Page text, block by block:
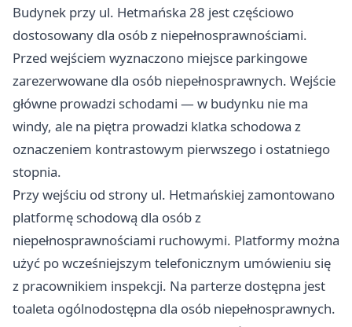
Budynek przy ul. Hetmańska 28 jest częściowo
dostosowany dla osób z niepełnosprawnościami.
Przed wejściem wyznaczono miejsce parkingowe
zarezerwowane dla osób niepełnosprawnych. Wejście
główne prowadzi schodami — w budynku nie ma
windy, ale na piętra prowadzi klatka schodowa z
oznaczeniem kontrastowym pierwszego i ostatniego
stopnia.
Przy wejściu od strony ul. Hetmańskiej zamontowano
platformę schodową dla osób z
niepełnosprawnościami ruchowymi. Platformy można
użyć po wcześniejszym telefonicznym umówieniu się
z pracownikiem inspekcji. Na parterze dostępna jest
toaleta ogólnodostępna dla osób niepełnosprawnych.